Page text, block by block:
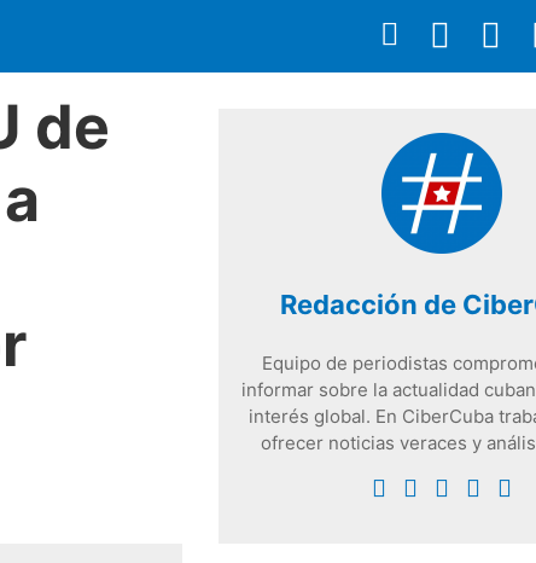
de
Redacción de
Equipo de periodistas
informar sobre la actualidad
interés global. En CiberCuba
ofrecer noticias veraces y